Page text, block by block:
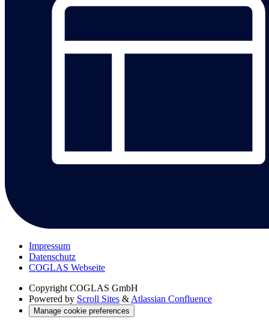
Impressum
Datenschutz
COGLAS Webseite
Copyright COGLAS GmbH
Powered by Scroll Sites & Atlassian Confluence
Manage cookie preferences